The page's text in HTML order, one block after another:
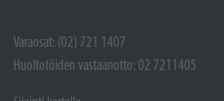
Varaosat: (02) 721 1407
Huoltotöiden vastaanotto: 02 7211405